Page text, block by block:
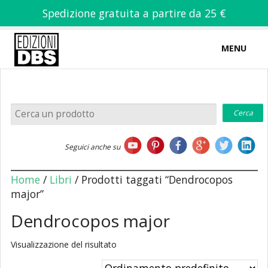
Spedizione gratuita a partire da 25 €
MENU
Home
Chi siamo
Libri
Seguici anche su
Home/ Libri / Prodotti taggati “Dendrocopos
major”
Dendrocopos major
Visualizzazione del risultato